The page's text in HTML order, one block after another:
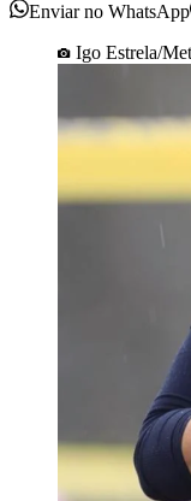
Enviar no WhatsApp
Igo Estrela/